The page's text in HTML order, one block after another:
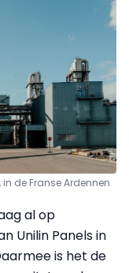
de Franse Ardennen
al op
Unilin Panels in
is het de